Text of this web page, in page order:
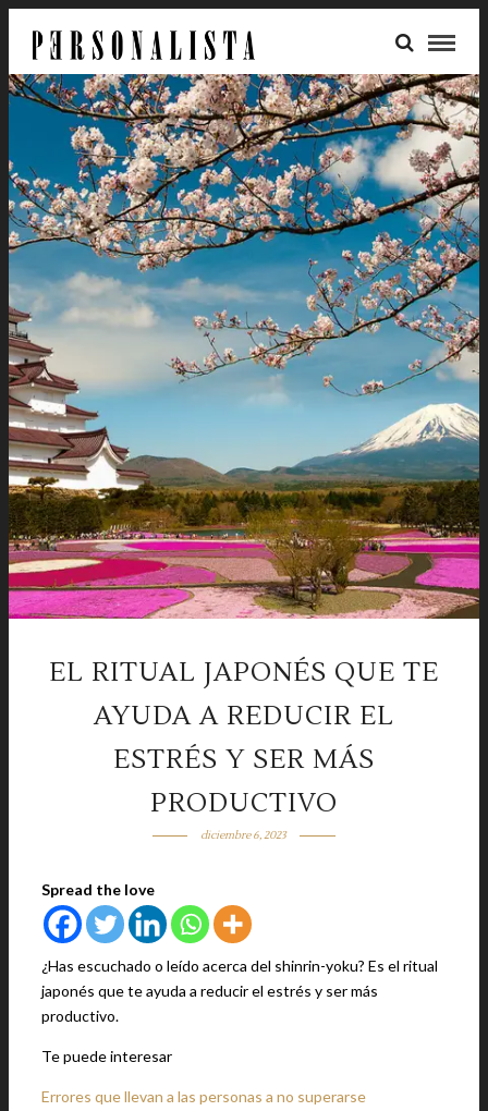
EL RITUAL JAPONÉS QUE TE
AYUDA A REDUCIR EL
ESTRÉS Y SER MÁS
PRODUCTIVO
diciembre 6, 2023
Spread the love
¿Has escuchado o leído acerca del shinrin-yoku? Es el ritual
japonés que te ayuda a reducir el estrés y ser más
productivo.
Te puede interesar
Errores que llevan a las personas a no superarse